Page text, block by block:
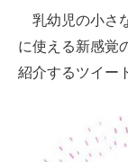
ITの今と未来を
スマホと通信の
好きが集まる
乳幼児の小さ
に使える新感覚
紹介するツイー